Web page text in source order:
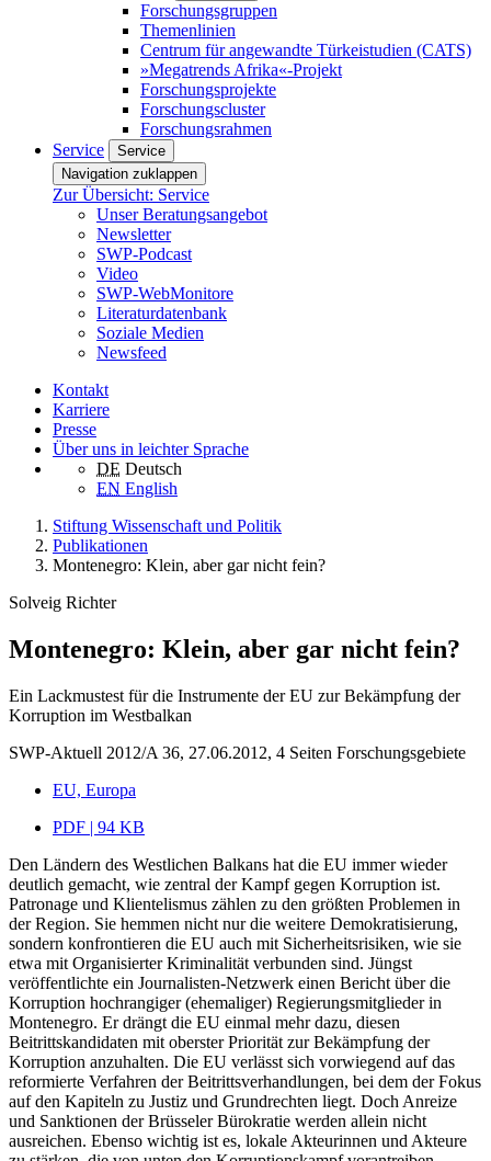
Forschungsgruppen
Themenlinien
Centrum für angewandte Türkeistudien (CATS)
»Megatrends Afrika«-Projekt
Forschungsprojekte
Forschungscluster
Forschungsrahmen
Service
Service
Navigation zuklappen
Zur Übersicht: Service
Unser Beratungsangebot
Newsletter
SWP-Podcast
Video
SWP-WebMonitore
Literaturdatenbank
Soziale Medien
Newsfeed
Kontakt
Karriere
Presse
Über uns in leichter Sprache
DE Deutsch
EN English
Stiftung Wissenschaft und Politik
Publikationen
Montenegro: Klein, aber gar nicht fein?
Solveig Richter
Montenegro: Klein, aber gar nicht fein?
Ein Lackmustest für die Instrumente der EU zur Bekämpfung der
Korruption im Westbalkan
SWP-Aktuell 2012/A 36, 27.06.2012, 4 Seiten Forschungsgebiete
EU, Europa
PDF | 94 KB
Den Ländern des Westlichen Balkans hat die EU immer wieder
deutlich gemacht, wie zentral der Kampf gegen Korruption ist.
Patronage und Klientelismus zählen zu den größten Problemen in
der Region. Sie hemmen nicht nur die weitere Demokratisierung,
sondern konfrontieren die EU auch mit Sicherheitsrisiken, wie sie
etwa mit Organisierter Kriminalität verbunden sind. Jüngst
veröffentlichte ein Journalisten-Netzwerk einen Bericht über die
Korruption hochrangiger (ehemaliger) Regierungsmitglieder in
Montenegro. Er drängt die EU einmal mehr dazu, diesen
Beitrittskandidaten mit oberster Priorität zur Bekämpfung der
Korruption anzuhalten. Die EU verlässt sich vorwiegend auf das
reformierte Verfahren der Beitrittsverhandlungen, bei dem der Fokus
auf den Kapiteln zu Justiz und Grundrechten liegt. Doch Anreize
und Sanktionen der Brüsseler Bürokratie werden allein nicht
ausreichen. Ebenso wichtig ist es, lokale Akteurinnen und Akteure